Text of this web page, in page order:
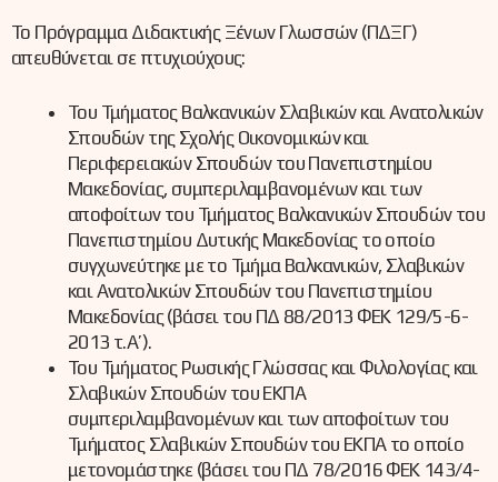
Το Πρόγραμμα Διδακτικής Ξένων Γλωσσών (ΠΔΞΓ)
απευθύνεται σε πτυχιούχους:
Του Τμήματος Βαλκανικών Σλαβικών και Ανατολικών
Σπουδών της Σχολής Οικονομικών και
Περιφερειακών Σπουδών του Πανεπιστημίου
Μακεδονίας, συμπεριλαμβανομένων και των
αποφοίτων του Τμήματος Βαλκανικών Σπουδών του
Πανεπιστημίου Δυτικής Μακεδονίας το οποίο
συγχωνεύτηκε με το Τμήμα Βαλκανικών, Σλαβικών
και Ανατολικών Σπουδών του Πανεπιστημίου
Μακεδονίας (βάσει του ΠΔ 88/2013 ΦΕΚ 129/5-6-
2013 τ.Α’).
Του Τμήματος Ρωσικής Γλώσσας και Φιλολογίας και
Σλαβικών Σπουδών του ΕΚΠΑ
συμπεριλαμβανομένων και των αποφοίτων του
Τμήματος Σλαβικών Σπουδών του ΕΚΠΑ το οποίο
μετονομάστηκε (βάσει του ΠΔ 78/2016 ΦΕΚ 143/4-